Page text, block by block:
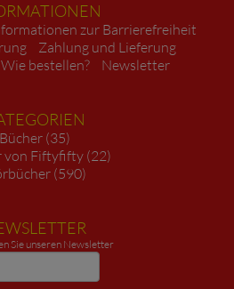
zur Barrierefreiheit
Zahlung und Lieferung
Wie bestellen? Newsletter
Bücher (35)
von Fiftyfifty (22)
(590)
Sie unseren Newsletter
Newsletter